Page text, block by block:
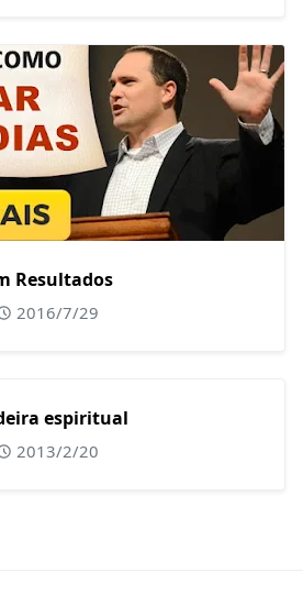
Resultados
2016/7/29
espiritual
2013/2/20